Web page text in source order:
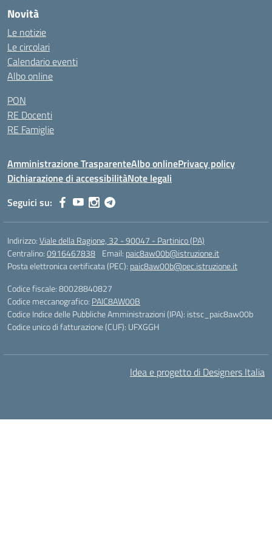
Novità
Le notizie
Le circolari
Calendario eventi
Albo online
PON
RE Docenti
RE Famiglie
Amministrazione TrasparenteAlbo onlinePrivacy policy
Dichiarazione di accessibilitàNote legali
Seguici su:
Indirizzo:Viale della Ragione, 32 - 90047 - Partinico (PA)
Centralino:0916467838 Email: paic8aw00b@istruzione.it
Posta elettronica certificata (PEC): paic8aw00b@pec.istruzione.it
Codice fiscale: 80028840827
Codice meccanografico: PAIC8AW00B
Codice Indice delle Pubbliche Amministrazioni (IPA): istsc_paic8aw00b
Codice unico di fatturazione (CUF): UFXGGH
Idea e progetto di Designers Italia